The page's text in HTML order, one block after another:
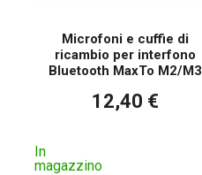
Microfoni e cuffie di
ricambio per interfono
Bluetooth MaxTo M2/M3
12,40 €
In
magazzino